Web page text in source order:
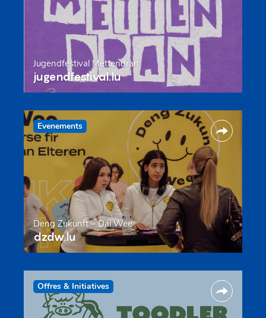
Jugendfestival Mëttendran
jugendfestival.lu
Evenements
Deng Zukunft – Däi Wee
dzdw.lu
Offres & Initiatives